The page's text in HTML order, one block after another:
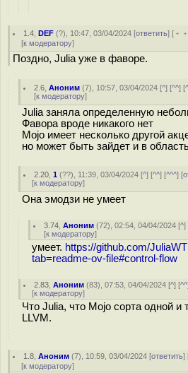
1.4 ,DEF (?), 10:47, 03/04/2024 [ответить] [
[к модератору]
Поздно, Julia уже в фаворе.
2.6 ,Аноним (7), 10:57, 03/04/2024 [^] [^^] [
[к модератору]
Julia заняла определенную
Фавора вроде никакого нет
Mojo имеет несколько другой
но может быть зайдет и в
2.20 ,1 (??), 11:39, 03/04/2024 [^] [^^] [^^^] [
[к модератору]
Она эмодзи не умеет
3.74 ,Аноним (72), 02:54, 04/04/2024 [^]
[к модератору]
умеет. https://github.com/
tab=readme-ov-file#control-flow
2.83 ,Аноним (83), 07:53, 04/04/2024 [^] [^^
[к модератору]
Что Julia, что Mojo сорта одной и
LLVM.
1.8 ,Аноним (7), 10:59, 03/04/2024 [ответить]
[к модератору]